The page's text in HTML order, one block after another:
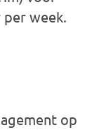
per week.
op